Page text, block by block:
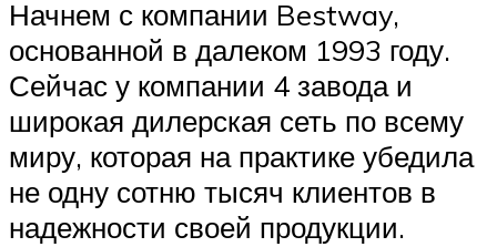
Начнем с компании Bestway,
основанной в далеком 1993 году.
Сейчас у компании 4 завода и
широкая дилерская сеть по всему
миру, которая на практике убедила
не одну сотню тысяч клиентов в
надежности своей продукции.